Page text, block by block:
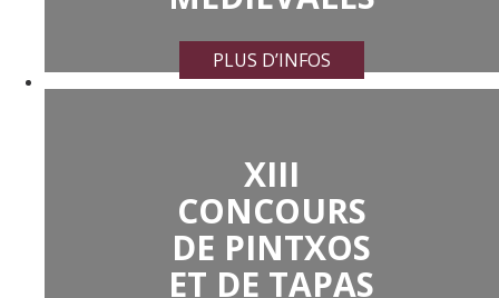
PLUS D’INFOS
XIII
CONCOURS
DE PINTXOS
ET DE TAPAS